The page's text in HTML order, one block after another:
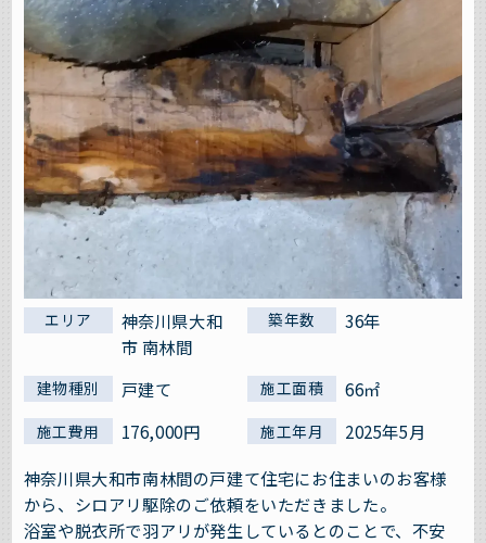
エリア
神奈川県大和
市 南林間
築年数 36年
建物種別 戸建て 施工面積 66㎡
施工費用 176,000円 施工年月
2025年5月
神奈川県大和市南林間の戸建て住宅にお住まいのお客様
から、シロアリ駆除のご依頼をいただきました。
浴室や脱衣所で羽アリが発生しているとのことで、不安